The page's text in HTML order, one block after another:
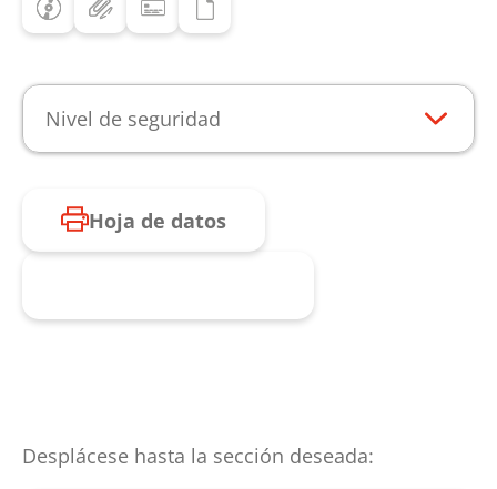
Nivel de seguridad
Hoja de datos
Desplácese hasta la sección deseada: